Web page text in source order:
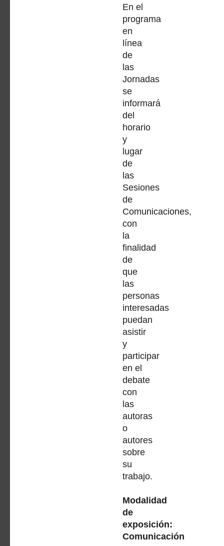
En el
programa
en
línea
de
las
Jornadas
se
informará
del
horario
y
lugar
de
las
Sesiones
de
Comunicaciones,
con
la
finalidad
de
que
las
personas
interesadas
puedan
asistir
y
participar
en el
debate
con
las
autoras
o
autores
sobre
su
trabajo.
Modalidad
de
exposición:
Comunicación